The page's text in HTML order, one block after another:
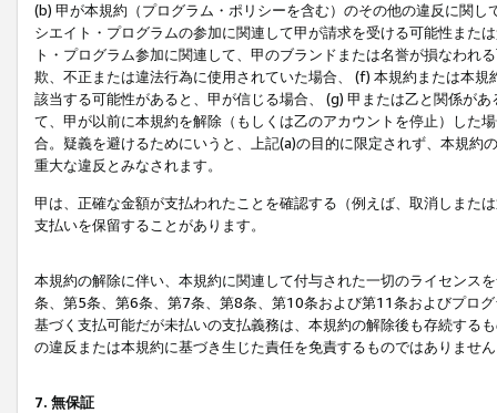
(b) 甲が本規約（プログラム・ポリシーを含む）のその他の違反に関
シエイト・プログラムの参加に関連して甲が請求を受ける可能性また
ト・プログラム参加に関連して、甲のブランドまたは名誉が損なわれ
欺、不正または違法行為に使用されていた場合、 (f) 本規約または本
該当する可能性があると、甲が信じる場合、 (g) 甲または乙と関係が
て、甲が以前に本規約を解除（もしくは乙のアカウントを停止）した
合。疑義を避けるためにいうと、上記(a)の目的に限定されず、本規
重大な違反とみなされます。
甲は、正確な金額が支払われたことを確認する（例えば、取消しまた
支払いを保留することがあります。
本規約の解除に伴い、本規約に関連して付与された一切のライセンス
条、第5条、第6条、第7条、第8条、第10条および第11条およびプロ
基づく支払可能だが未払いの支払義務は、本規約の解除後も存続する
の違反または本規約に基づき生じた責任を免責するものではありませ
7. 無保証